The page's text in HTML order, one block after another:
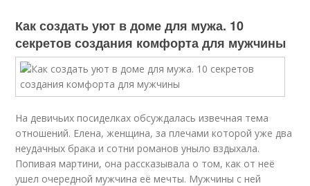
Как создать уют в доме для мужа. 10
секретов создания комфорта для мужчины
На девичьих посиделках обсуждалась извечная тема
отношений. Елена, женщина, за плечами которой уже два
неудачных брака и сотни романов уныло вздыхала.
Попивая мартини, она рассказывала о том, как от неё
ушел очередной мужчина её мечты. Мужчины с ней